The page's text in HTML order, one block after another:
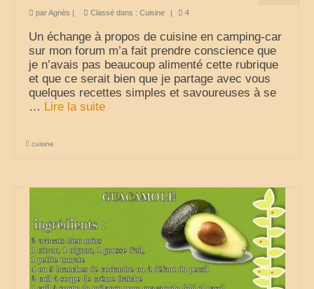
Partenaires
je loue mon camping car
park4night
loisirs voyages sports et culture (forum)
annuaire du camping-car
le site du cc (forum)
élevage de cavalier king charles
parAgnès | Classé dans : Cuisine | 4
Un échange à propos de cuisine en camping-car
sur mon forum m’a fait prendre conscience que
je n’avais pas beaucoup alimenté cette rubrique
et que ce serait bien que je partage avec vous
quelques recettes simples et savoureuses à se
… Lire la suite­­
cuisine